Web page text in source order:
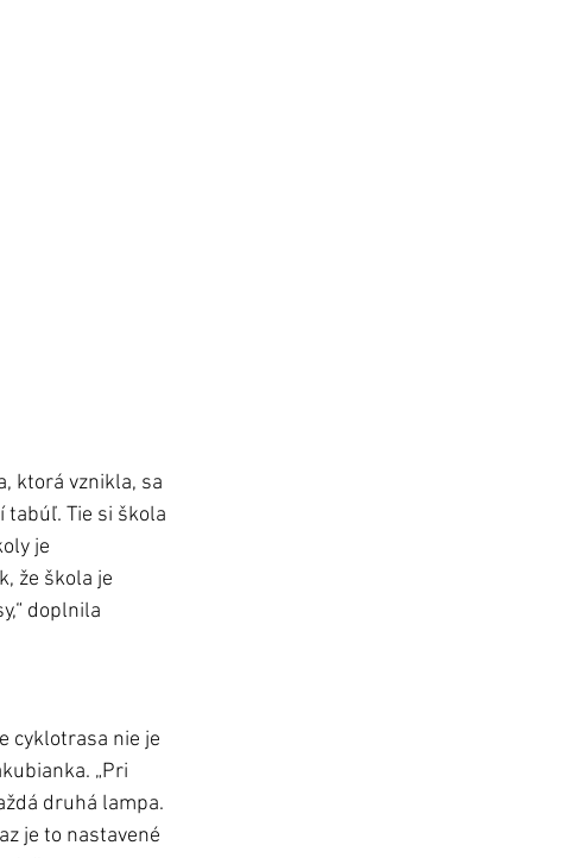
ktorá vznikla, sa
tabúľ. Tie si škola
je
že škola je
doplnila
cyklotrasa nie je
„Pri
druhá lampa.
je to nastavené